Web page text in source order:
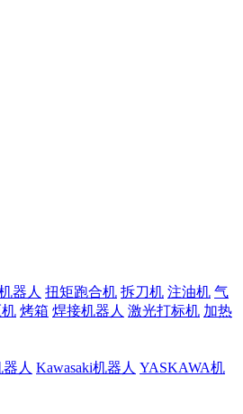
器人 扭矩跑合机 拆刀机 注油机 气
烤箱 焊接机器人 激光打标机 加热
人 Kawasaki机器人 YASKAWA机